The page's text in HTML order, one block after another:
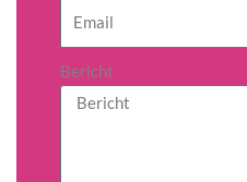
Bericht